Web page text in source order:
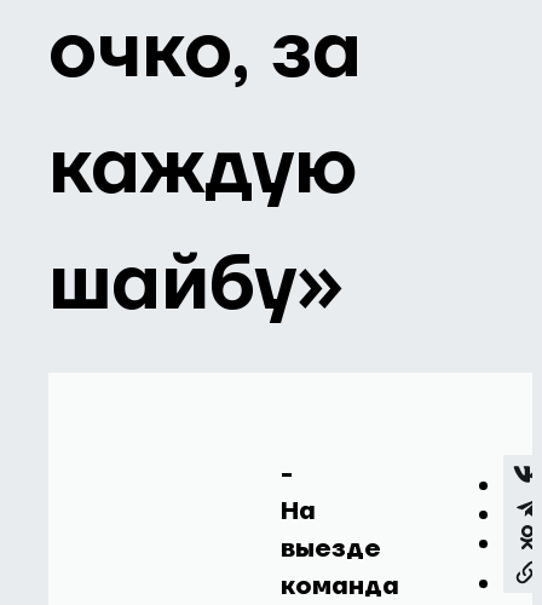
очко, за
каждую
шайбу»
-
На
выезде
команда